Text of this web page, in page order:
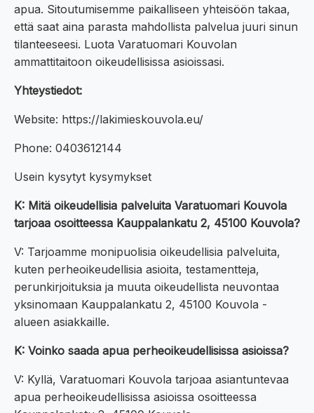
apua. Sitoutumisemme paikalliseen yhteisöön takaa,
että saat aina parasta mahdollista palvelua juuri sinun
tilanteeseesi. Luota Varatuomari Kouvolan
ammattitaitoon oikeudellisissa asioissasi.
Yhteystiedot:
Website: https://lakimieskouvola.eu/
Phone: 0403612144
Usein kysytyt kysymykset
K: Mitä oikeudellisia palveluita Varatuomari Kouvola
tarjoaa osoitteessa Kauppalankatu 2, 45100 Kouvola?
V: Tarjoamme monipuolisia oikeudellisia palveluita,
kuten perheoikeudellisia asioita, testamentteja,
perunkirjoituksia ja muuta oikeudellista neuvontaa
yksinomaan Kauppalankatu 2, 45100 Kouvola -
alueen asiakkaille.
K: Voinko saada apua perheoikeudellisissa asioissa?
V: Kyllä, Varatuomari Kouvola tarjoaa asiantuntevaa
apua perheoikeudellisissa asioissa osoitteessa